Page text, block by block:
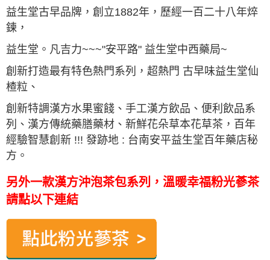
益生堂古早品牌，創立1882年，歷經一百二十八年焠
鍊，
益生堂。 凡吉力~~~"安平路" 益生堂中西藥局~
創新打造最有特色熱門系列，超熱門 古早味益生堂仙
楂粒、
創新特調漢方水果蜜餞、手工漢方飲品、便利飲品系
列、漢方傳統藥膳藥材、新鮮花朵草本花草茶，百年
經驗智慧創新 !!! 發跡地 : 台南安平益生堂百年藥店秘
方。
另外一款漢方沖泡茶包系列，溫暖幸福粉光蔘茶
請點以下連結